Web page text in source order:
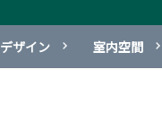
デザイン 室内空間